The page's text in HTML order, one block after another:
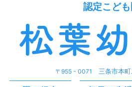
認定こど
〒955 - 0071 三条市本町